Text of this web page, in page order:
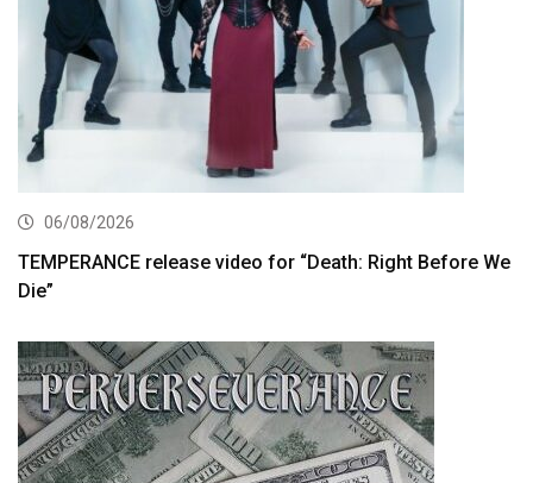
06/08/2026
TEMPERANCE release video for “Death: Right Before We
Die”